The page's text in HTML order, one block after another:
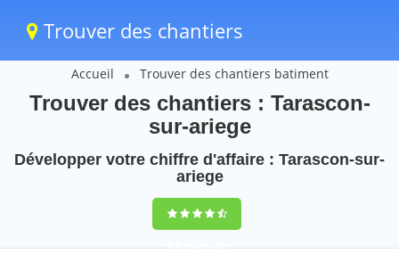
Trouver des chantiers
Accueil Trouver des chantiers batiment
Trouver des chantiers : Tarascon-
sur-ariege
Développer votre chiffre d'affaire : Tarascon-sur-
ariege
9,5(100%)52